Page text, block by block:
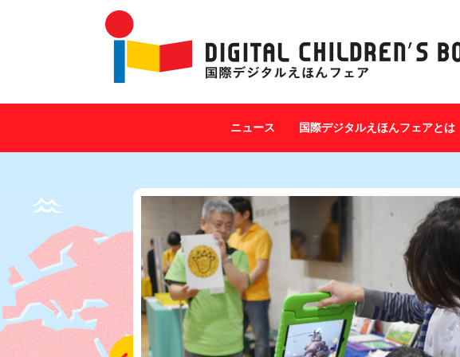
ニュース 国際デジタルえほんフェアとは